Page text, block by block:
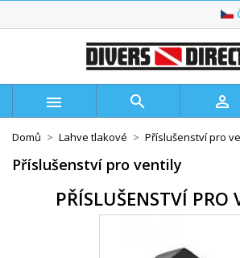
  
Domů Lahve tlakové Příslušenství pro
Příslušenství pro ventily
PŘÍSLUŠENSTVÍ PRO